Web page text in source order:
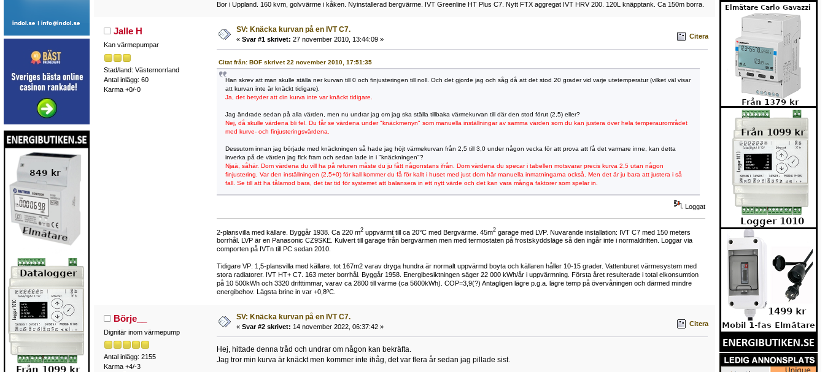
Bor i Uppland. 160 kvm, golvvärme i kåken. Nyinstallerad bergvärme. IVT Greenline HT Plus C7. Nytt FTX aggregat IVT HRV 200. 120L knäpptank. Ca 150m borra.
Jalle H
Kan värmepumpar
Stad/land: Västernorrland
Antal inlägg: 60
Karma +0/-0
SV: Knäcka kurvan på en IVT C7.
« Svar #1 skrivet: 27 november 2010, 13:44:09 » Citera
Citat från: BOF skrivet 22 november 2010, 17:51:35
Han skrev att man skulle ställa ner kurvan till 0 och finjusteringen till noll. Och det gjorde jag och såg då att det stod 20 grader vid varje utetemperatur (vilket väl visar
att kurvan inte är knäckt tidigare).
Ja, det betyder att din kurva inte var knäckt tidigare.
Jag ändrade sedan på alla värden, men nu undrar jag om jag ska ställa tillbaka värmekurvan till där den stod förut (2,5) eller?
Nej, då skulle värdena bli fel. Du får se värdena under "knäckmenyn" som manuella inställningar av samma värden som du kan justera över hela temperaurområdet
med kurve- och finjusteringsvärdena.
Dessutom innan jag började med knäckningen så hade jag höjt värmekurvan från 2,5 till 3,0 under någon vecka för att prova att få det varmare inne, kan detta
inverka på de värden jag fick fram och sedan lade in i "knäckningen"?
Njaä, såhär. Dom värdena du vill ha på returen måste du ju fått någonstans ifrån. Dom värdena du specar i tabellen motsvarar precis kurva 2,5 utan någon
finjustering. Var den inställningen (2,5+0) för kall kommer du få för kallt i huset med just dom här manuella inmatningarna också. Men det är ju bara att justera i så
fall. Se till att ha tålamod bara, det tar tid för systemet att balansera in ett nytt värde och det kan vara många faktorer som spelar in.
Loggat
2-plansvilla med källare. Byggår 1938. Ca 220 m2uppvärmt till ca 20°C med Bergvärme. 45m2garage med LVP. Nuvarande installation: IVT C7 med 150 meters
borrhål. LVP är en Panasonic CZ9SKE. Kulvert till garage från bergvärmen men med termostaten på frostskyddsläge så den ingår inte i normaldriften. Loggar via
comporten på IVTn till PC sedan 2010.
Tidigare VP: 1,5-plansvilla med källare. tot 167m2 varav dryga hundra är normalt uppvärmd boyta och källaren håller 10-15 grader. Vattenburet värmesystem med
stora radiatorer. IVT HT+ C7. 163 meter borrhål. Byggår 1958. Energibesiktningen säger 22 000 kWh/år i uppvärmning. Första året resulterade i total elkonsumtion
på 10 500kWh och 3320 drifttimmar, varav ca 2800 till värme (ca 5600kWh). COP=3,9(?) Antagligen lägre p.g.a. lägre temp på övervåningen och därmed mindre
energibehov. Lägsta brine in var +0,8ºC.
Börje__
Dignitär inom värmepump
Antal inlägg: 2155
Karma +4/-3
SV: Knäcka kurvan på en IVT C7.
« Svar #2 skrivet: 14 november 2022, 06:37:42 » Citera
Hej, hittade denna tråd och undrar om någon kan bekräfta.
Jag tror min kurva är knäckt men kommer inte ihåg, det var flera år sedan jag pillade sist.